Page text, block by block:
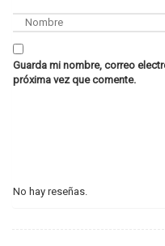
Guarda mi nombre, correo
próxima vez que comente.
No hay reseñas.